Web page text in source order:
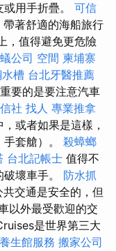
用手折疊。 可信
帶著舒適的海船旅行
，值得避免更危險
公司 空間 柬埔寨
槽 台北牙醫推薦
重要的是要注意汽車
社 找人 專業推拿
或者如果是這樣，
套艙）。 殺蟑螂
台北記帳士 值得不
壞車手。 防水抓
共交通是安全的，但
以外最受歡迎的交
是世界第三大
生館服務 搬家公司